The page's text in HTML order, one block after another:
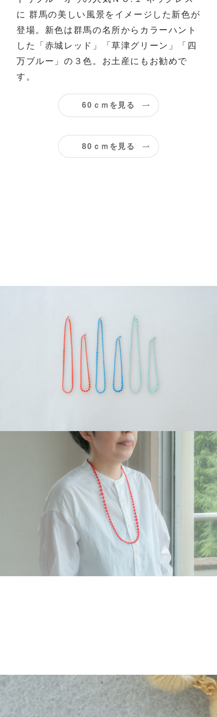
に 群馬の美しい風景をイメージした新色が
登場。新色は群馬の名所からカラーハント
した「赤城レッド」「草津グリーン」「四
万ブルー」の３色。お土産にもお勧めで
す。
60ｃｍを見る
80ｃｍを見る